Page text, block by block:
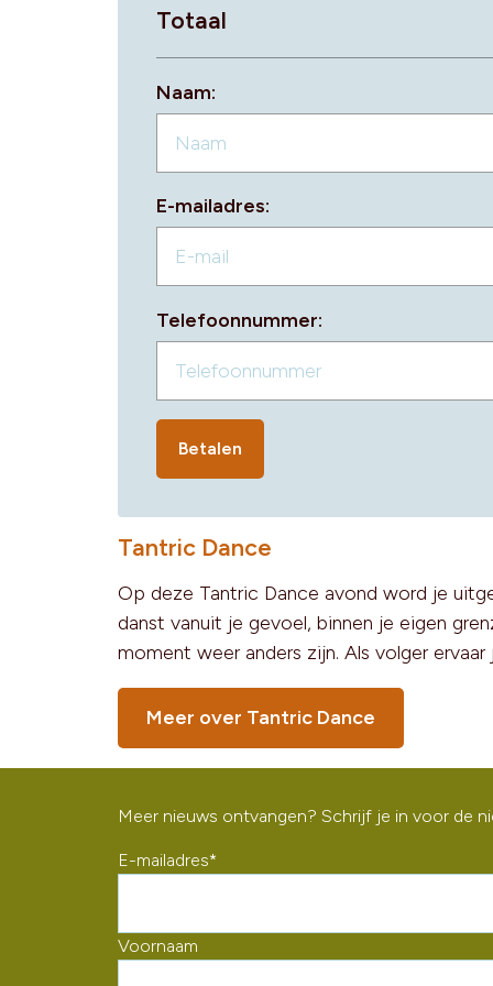
Totaal
Naam:
E-mailadres:
Telefoonnummer:
Betalen
Tantric Dance
Op deze Tantric Dance avond word je
danst vanuit je gevoel, binnen je eigen
moment weer anders zijn. Als volger
Meer over Tantric Dance
Meer nieuws ontvangen? Schrijf je in voor de
E-mailadres*
Voornaam